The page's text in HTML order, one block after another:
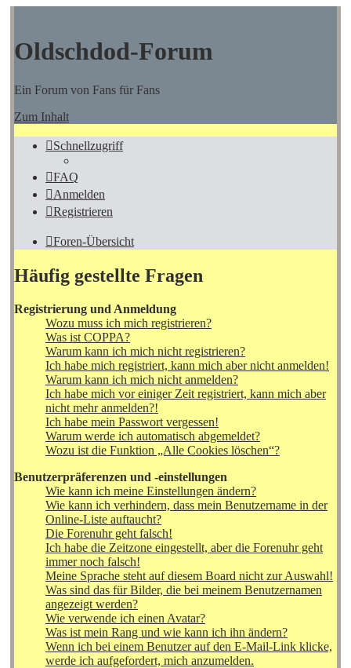
Oldschdod-Forum
Ein Forum von Fans für Fans
Zum Inhalt
Schnellzugriff
FAQ
Anmelden
Registrieren
Foren-Übersicht
Häufig gestellte Fragen
Registrierung und Anmeldung
Wozu muss ich mich registrieren?
Was ist COPPA?
Warum kann ich mich nicht registrieren?
Ich habe mich registriert, kann mich aber nicht anmelden!
Warum kann ich mich nicht anmelden?
Ich habe mich vor einiger Zeit registriert, kann mich aber
nicht mehr anmelden?!
Ich habe mein Passwort vergessen!
Warum werde ich automatisch abgemeldet?
Wozu ist die Funktion „Alle Cookies löschen“?
Benutzerpräferenzen und -einstellungen
Wie kann ich meine Einstellungen ändern?
Wie kann ich verhindern, dass mein Benutzername in der
Online-Liste auftaucht?
Die Forenuhr geht falsch!
Ich habe die Zeitzone eingestellt, aber die Forenuhr geht
immer noch falsch!
Meine Sprache steht auf diesem Board nicht zur Auswahl!
Was sind das für Bilder, die bei meinem Benutzernamen
angezeigt werden?
Wie verwende ich einen Avatar?
Was ist mein Rang und wie kann ich ihn ändern?
Wenn ich bei einem Benutzer auf den E-Mail-Link klicke,
werde ich aufgefordert, mich anzumelden.